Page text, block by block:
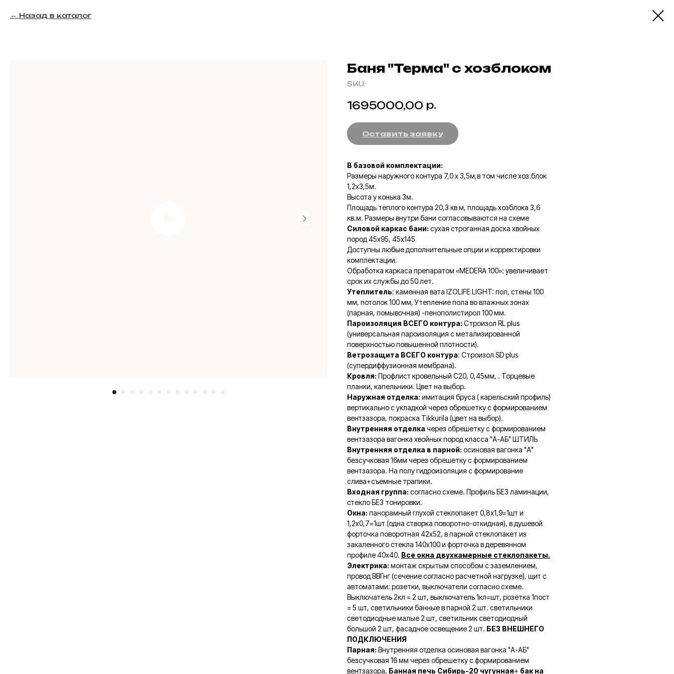
Назад в каталог
Баня "Терма" с хозблоком
SKU:
1695000,00 р.
Оставить заявку
В базовой комплектации:
Размеры наружного контура 7,0 х 3,5м,в том числе хоз.блок
1,2х3,5м.
Высота у конька 3м.
Площадь тёплого контура 20,3 кв м, площадь хозблока 3,6
кв.м. Размеры внутри бани согласовываются на схеме
Силовой каркас бани: сухая строганная доска хвойных
пород 45х95, 45х145
Доступны любые дополнительные опции и корректировки
комплектации.
Обработка каркаса препаратом «MEDERA 100»: увеличивает
срок их службы до 50 лет.
Утеплитель: каменная вата IZOLIFE LIGHT: пол, стены 100
мм, потолок 100 мм, Утепление пола во влажных зонах
(парная, помывочная) -пенополистирол 100 мм.
Пароизоляция ВСЕГО контура: Строизол RL plus
(универсальная пароизоляция с метализированной
поверхностью повышенной плотности).
Ветрозащита ВСЕГО контура: Строизол SD plus
(супердиффузионная мембрана).
Кровля: Профлист кровельный С20, 0,45мм, . Торцевые
планки, капельники. Цвет на выбор.
Наружная отделка: имитация бруса ( карельский профиль)
вертикально с укладкой через обрешетку с формированием
вентзазора, покраска Tikkurila (цвет на выбор).
Внутренняя отделка через обрешетку с формированием
вентзазора вагонка хвойных пород класса "А-АБ" ШТИЛЬ
Внутренняя отделка в парной: осиновая вагонка "А"
безсучковая 16мм через обрешетку с формированием
вентзазора. На полу гидроизоляция с формирование
слива+съемные трапики.
Входная группа: согласно схеме. Профиль БЕЗ ламинации,
стекло БЕЗ тонировки.
Окна: панорамный глухой стеклопакет 0,8х1,9=1шт и
1,2х0,7=1шт (одна створка поворотно-откидная), в душевой
форточка поворотная 42х52, в парной стеклопакет из
закаленного стекла 140х100 и форточка в деревянном
профиле 40х40. Все окна двухкамерные стеклопакеты.
Электрика: монтаж скрытым способом с заземлением,
провод ВВГнг (сечение согласно расчетной нагрузке), щит с
автоматами: розетки, выключатели согласно схеме.
Выключатель 2кл = 2 шт, выключатель 1кл=шт, розетка 1пост
= 5 шт, светильники банные в парной 2 шт. светильники
светодиодные малые 2 шт, светильник светодиодный
большой 2 шт, фасадное освещение 2 шт. БЕЗ ВНЕШНЕГО
ПОДКЛЮЧЕНИЯ
Парная: Внутренняя отделка осиновая вагонка "А-АБ"
безсучковая 16 мм через обрешетку с формированием
вентзазора, Банная печь Сибирь-20 чугунная+ бак на